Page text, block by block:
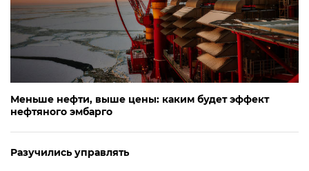
Меньше нефти, выше цены: каким будет эффект
нефтяного эмбарго
Разучились управлять